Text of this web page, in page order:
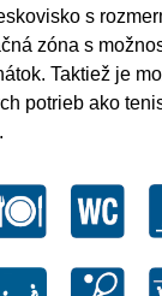
s
zóna s
Taktiež je
potrieb ako